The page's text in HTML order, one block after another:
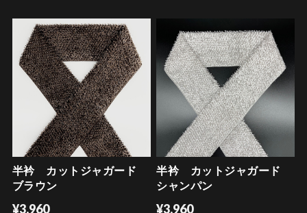
半衿 カットジャガード
ブラウン
¥3,960
半衿 カットジャガード
シャンパン
¥3,960